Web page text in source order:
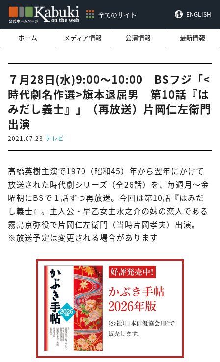
全てのサイト ENGLISH
ホーム メディア情報 公演情報 最新情報
７月28日(水)9:00～10:00 BSフジ「<
時代劇名作選>旗本退屈男 第10話『は
みだし義士』」（再放送）片岡仁左衛門
出演
2021.07.23 テレビ
高橋英樹主演で1970（昭和45）年から翌年にかけて
放送された時代劇シリーズ（全26話）を、毎週月～金
曜朝にBSで１話ずつ再放送。今回は第10話『はみだ
し義士』。主人公・早乙女主水之介の妹の恋人である
霧島京弥役で片岡仁左衛門（当時片岡孝夫）出演。
※放送予定は変更される場合があります